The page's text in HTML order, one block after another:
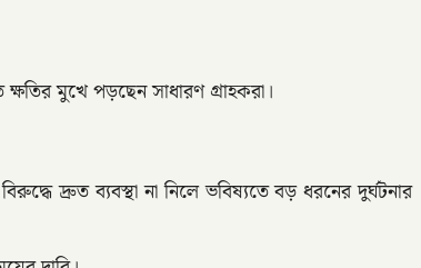
ক্ষতির মুখে পড়ছেন সাধারণ গ্রাহকরা।
দ্রুত ব্যবস্থা না নিলে ভবিষ্যতে বড় ধরনের দুর্ঘটনার